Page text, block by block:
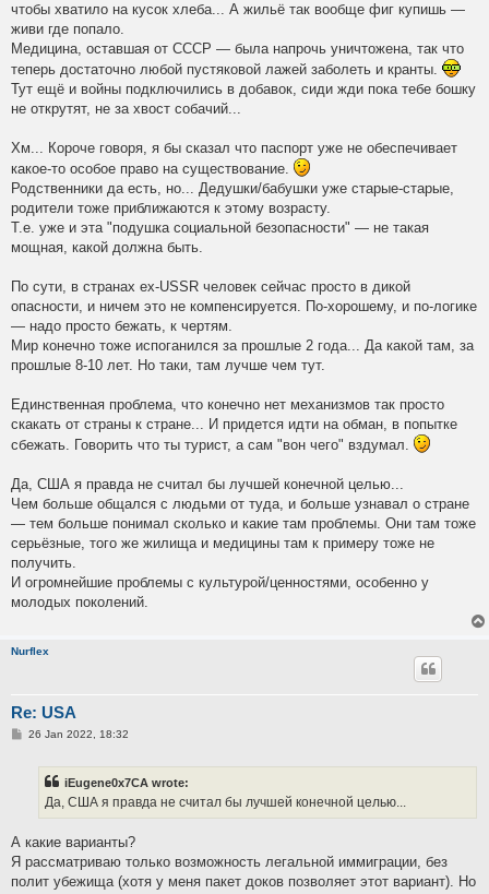
чтобы хватило на кусок хлеба... А жильё так вообще фиг купишь —
живи где попало.
Медицина, оставшая от СССР — была напрочь уничтожена, так что
теперь достаточно любой пустяковой лажей заболеть и кранты.
Тут ещё и войны подключились в добавок, сиди жди пока тебе бошку
не открутят, не за хвост собачий...
Хм... Короче говоря, я бы сказал что паспорт уже не обеспечивает
какое-то особое право на существование.
Родственники да есть, но... Дедушки/бабушки уже старые-старые,
родители тоже приближаются к этому возрасту.
Т.е. уже и эта "подушка социальной безопасности" — не такая
мощная, какой должна быть.
По сути, в странах ex-USSR человек сейчас просто в дикой
опасности, и ничем это не компенсируется. По-хорошему, и по-логике
— надо просто бежать, к чертям.
Мир конечно тоже испоганился за прошлые 2 года... Да какой там, за
прошлые 8-10 лет. Но таки, там лучше чем тут.
Единственная проблема, что конечно нет механизмов так просто
скакать от страны к стране... И придется идти на обман, в попытке
сбежать. Говорить что ты турист, а сам "вон чего" вздумал.
Да, США я правда не считал бы лучшей конечной целью...
Чем больше общался с людьми от туда, и больше узнавал о стране
— тем больше понимал сколько и какие там проблемы. Они там тоже
серьёзные, того же жилища и медицины там к примеру тоже не
получить.
И огромнейшие проблемы с культурой/ценностями, особенно у
молодых поколений.
Nurflex
Re: USA
P26 Jan 2022, 18:32
iEugene0x7CA wrote:
Да, США я правда не считал бы лучшей конечной целью...
А какие варианты?
Я рассматриваю только возможность легальной иммиграции, без
полит убежища (хотя у меня пакет доков позволяет этот вариант). Но